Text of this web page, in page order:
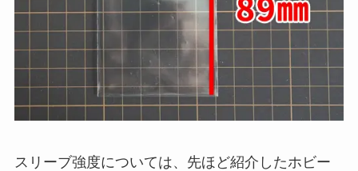
スリーブ強度については、先ほど紹介したホビー